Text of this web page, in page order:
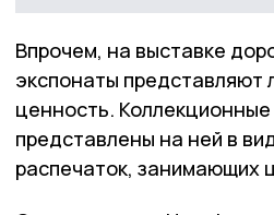
Впрочем, на выставке
экспонаты представляют
ценность.
представлены на ней в
распечаток, занимающих